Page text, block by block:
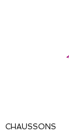
CHAUSSONS